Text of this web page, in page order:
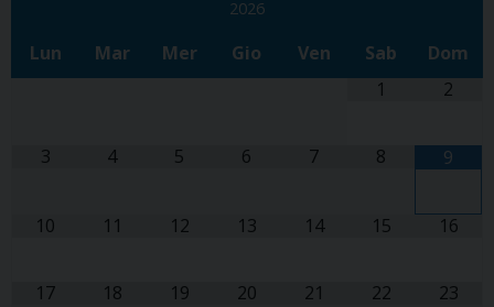
2026
Lun Mar Mer Gio Ven Sab
Dom
1
2
3 4 5 6 7 8 9
10 11 12 13 14 15 16
17 18 19 20 21 22 23